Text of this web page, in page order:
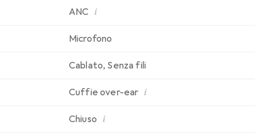
ANC i
Microfono
Cablato, Senza fili
Cuffie over-ear i
Chiuso i